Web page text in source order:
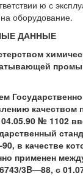
ю с
оборудование.
ДАННЫЕ
качеством
№ 1102
в качестве
применен
6743/3B—88, с